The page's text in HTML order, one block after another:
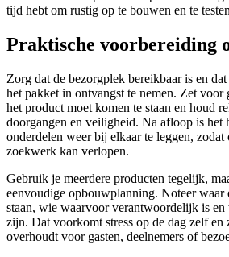
tijd hebt om rustig op te bouwen en te
Praktische voorbereiding
Zorg dat de bezorgplek bereikbaar is en
het pakket in ontvangst te nemen. Zet
het product moet komen te staan en houd
doorgangen en veiligheid. Na afloop is het
onderdelen weer bij elkaar te leggen, zodat
zoekwerk kan verlopen.
Gebruik je meerdere producten tegelijk,
eenvoudige opbouwplanning. Noteer waar
staan, wie waarvoor verantwoordelijk is en
zijn. Dat voorkomt stress op de dag zelf en
overhoudt voor gasten, deelnemers of